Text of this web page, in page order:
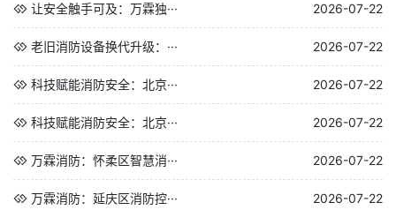
让安全触手可及：万霖独··· 2026-07-22
老旧消防设备换代升级：··· 2026-07-22
科技赋能消防安全：北京··· 2026-07-22
科技赋能消防安全：北京··· 2026-07-22
万霖消防：怀柔区智慧消··· 2026-07-22
万霖消防：延庆区消防控··· 2026-07-22